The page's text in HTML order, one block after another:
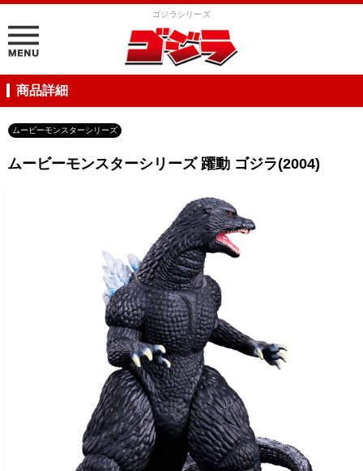
ゴジラシリーズ
商品詳細
ムービーモンスターシリーズ
ムービーモンスターシリーズ 躍動 ゴジラ(2004)